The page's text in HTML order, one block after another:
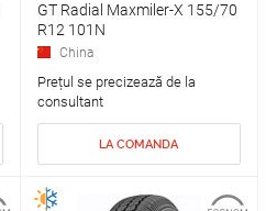
GT Radial Maxmiler-X 155/70
R12 101N
China
Prețul se precizează de la
consultant
LA COMANDA